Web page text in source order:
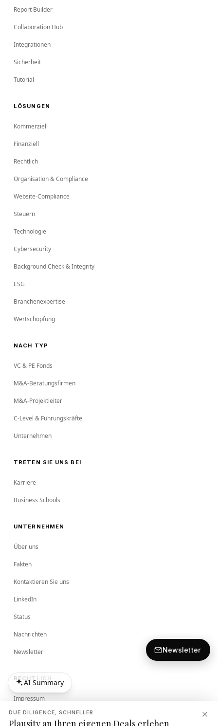
DUE DILIGENCE, SCHNELLER
Plausity an Ihren eigenen Deals erleben
Report Builder
Collaboration Hub
Integrationen
Sicherheit
Tutorial
LÖSUNGEN
Kommerziell
Finanziell
Rechtlich
Organisation & Compliance
Website-Compliance
Steuern
Technologie
Cybersecurity
Background Check & Integrity
ESG
Branchenexpertise
Wertschöpfung
NACH TYP
VC & PE Fonds
M&A-Beratungsfirmen
M&A-Projektleiter
C-Level & Führungskräfte
Unternehmen
TRETEN SIE UNS BEI
Karriere
Business Schools
UNTERNEHMEN
Über uns
Fakten
Kontaktieren Sie uns
LinkedIn
Status
Nachrichten
Newsletter
RECHTLICH
Impressum
Bedingungen
AI Summary
AI Summary
Newsletter